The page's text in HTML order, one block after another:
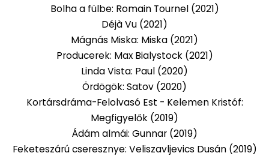
Bolha a fülbe: Romain Tournel (2021)
Déjà Vu (2021)
Mágnás Miska: Miska (2021)
Producerek: Max Bialystock (2021)
Linda Vista: Paul (2020)
Ördögök: Satov (2020)
Kortársdráma-Felolvasó Est - Kelemen Kristóf:
Megfigyelők (2019)
Ádám almái: Gunnar (2019)
Feketeszárú cseresznye: Veliszavljevics Dusán (2019)